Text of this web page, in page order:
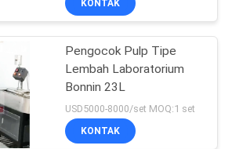
KONTAK
Pengocok Pulp Tipe
Lembah Laboratorium
Bonnin 23L
USD5000-8000/set MOQ:1 set
KONTAK